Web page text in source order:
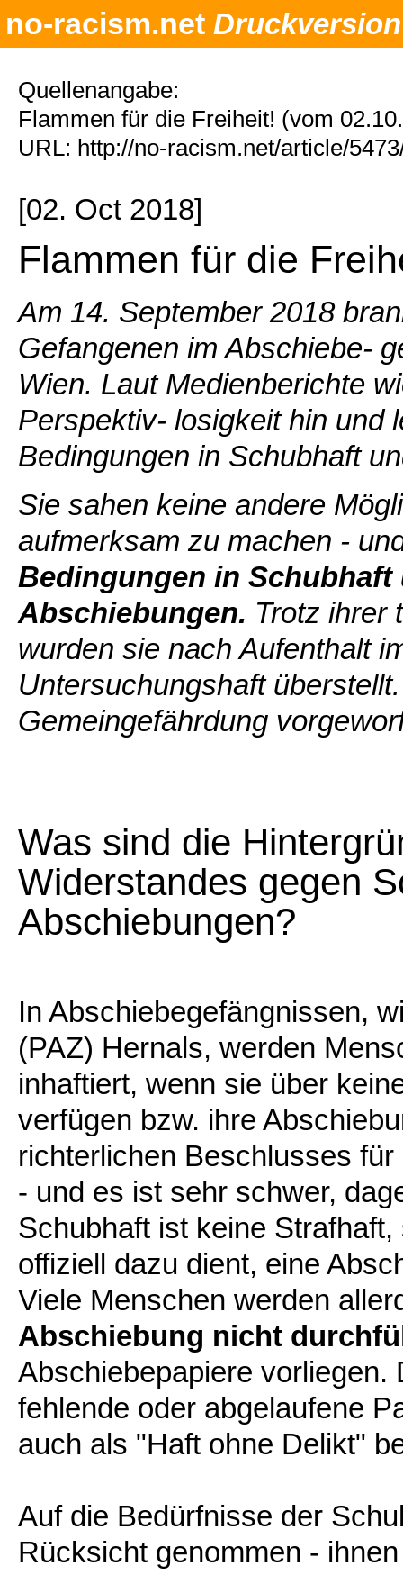
no-racism.net Druckversion
Quellenangabe:
Flammen für die Freiheit! (vom
URL: http://no-racism.net/article/
[02. Oct 2018]
Flammen für die
Am 14. September 2018
Gefangenen im Abschiebe-
Wien. Laut Medienberichte
Perspektiv- losigkeit hin und
Bedingungen in Schubhaft
Sie sahen keine andere
aufmerksam zu machen -
Bedingungen in
Abschiebungen. Trotz ihrer
wurden sie nach Aufenthalt
Untersuchungshaft
Gemeingefährdung
Was sind die
Widerstandes gegen
Abschiebungen?
In Abschiebegefängnissen,
(PAZ) Hernals, werden
inhaftiert, wenn sie über
verfügen bzw. ihre
richterlichen Beschlusses
- und es ist sehr schwer,
Schubhaft ist keine
offiziell dazu dient, eine
Viele Menschen werden
Abschiebung nicht
Abschiebepapiere vorliegen.
fehlende oder abgelaufene
auch als "Haft ohne Delikt"
Auf die Bedürfnisse der
Rücksicht genommen -